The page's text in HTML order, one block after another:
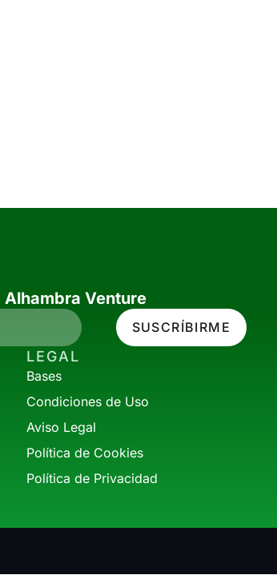
Alhambra Venture
SUSCRÍBIRME
LEGAL
Bases
Condiciones de Uso
Aviso Legal
Política de Cookies
Política de Privacidad